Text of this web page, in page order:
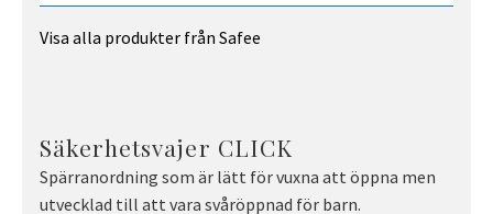
Visa alla produkter från Safee
Säkerhetsvajer CLICK
Spärranordning som är lätt för vuxna att öppna men
utvecklad till att vara svåröppnad för barn.